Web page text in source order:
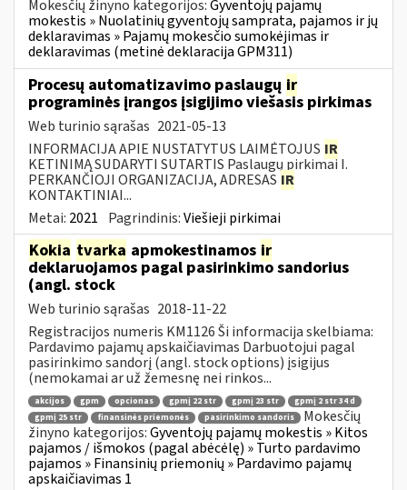
Mokesčių žinyno kategorijos:Gyventojų pajamų
mokestis » Nuolatinių gyventojų samprata, pajamos ir jų
deklaravimas » Pajamų mokesčio sumokėjimas ir
deklaravimas (metinė deklaracija GPM311)
Procesų automatizavimo paslaugų ir
programinės įrangos įsigijimo viešasis pirkimas
Web turinio sąrašas 2021-05-13
INFORMACIJA APIE NUSTATYTUS LAIMĖTOJUS IR
KETINIMĄ SUDARYTI SUTARTIS Paslaugų pirkimai I.
PERKANČIOJI ORGANIZACIJA, ADRESAS IR
KONTAKTINIAI...
Metai: 2021 Pagrindinis:Viešieji pirkimai
Kokia tvarka apmokestinamos ir
deklaruojamos pagal pasirinkimo sandorius
(angl. stock
Web turinio sąrašas 2018-11-22
Registracijos numeris KM1126 Ši informacija skelbiama:
Pardavimo pajamų apskaičiavimas Darbuotojui pagal
pasirinkimo sandorį (angl. stock options) įsigijus
(nemokamai ar už žemesnę nei rinkos...
akcijos gpm opcionas gpmį 22 str gpmį 23 str
gpmį 2 str 34 d
gpmį 25 str
finansinės priemonės pasirinkimo sandoris
Mokesčių
žinyno kategorijos:Gyventojų pajamų mokestis » Kitos
pajamos / išmokos (pagal abėcėlę) » Turto pardavimo
pajamos » Finansinių priemonių » Pardavimo pajamų
apskaičiavimas 1